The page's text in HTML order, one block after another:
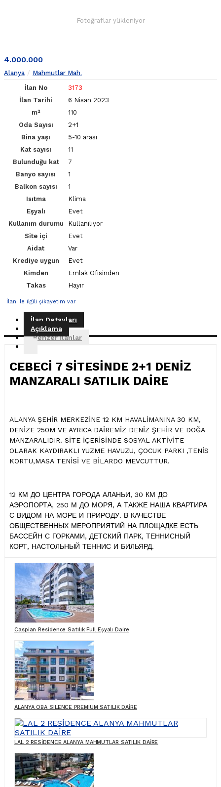
Fotoğraflar yükleniyor
4.000.000
Alanya
Mahmutlar Mah.
İlan No
3173
İlan Tarihi
6 Nisan 2023
m²
110
Oda Sayısı
2+1
Bina yaşı
5-10 arası
Kat sayısı
11
Bulunduğu kat
7
Banyo sayısı
1
Balkon sayısı
1
Isıtma
Klima
Eşyalı
Evet
Kullanım durumu
Kullanılıyor
Site içi
Evet
Aidat
Var
Krediye uygun
Evet
Kimden
Emlak Ofisinden
Takas
Hayır
İlan ile ilgili şikayetim var
İlan Detayları
Açıklama
Benzer İlanlar
CEBECİ 7 SİTESİNDE 2+1 DENİZ
MANZARALI SATILIK DAİRE
ALANYA ŞEHİR MERKEZİNE 12 KM HAVALİMANINA 30 KM,
DENİZE 250M VE AYRICA DAİREMİZ DENİZ ŞEHİR VE DOĞA
MANZARALIDIR. SİTE İÇERİSİNDE SOSYAL AKTİVİTE
OLARAK KAYDIRAKLI YÜZME HAVUZU, ÇOCUK PARKI ,TENİS
KORTU,MASA TENİSİ VE BİLARDO MEVCUTTUR.
12 КМ ДО ЦЕНТРА ГОРОДА АЛАНЬИ, 30 КМ ДО
АЭРОПОРТА, 250 М ДО МОРЯ, А ТАКЖЕ НАША КВАРТИРА
С ВИДОМ НА МОРЕ И ПРИРОДУ. В КАЧЕСТВЕ
ОБЩЕСТВЕННЫХ МЕРОПРИЯТИЙ НА ПЛОЩАДКЕ ЕСТЬ
БАССЕЙН С ГОРКАМИ, ДЕТСКИЙ ПАРК, ТЕННИСНЫЙ
КОРТ, НАСТОЛЬНЫЙ ТЕННИС И БИЛЬЯРД.
Caspian Residence Satılık Full Eşyalı Daire
ALANYA OBA SILENCE PREMIUM SATILIK DAİRE
LAL 2 RESİDENCE ALANYA MAHMUTLAR SATILIK DAİRE